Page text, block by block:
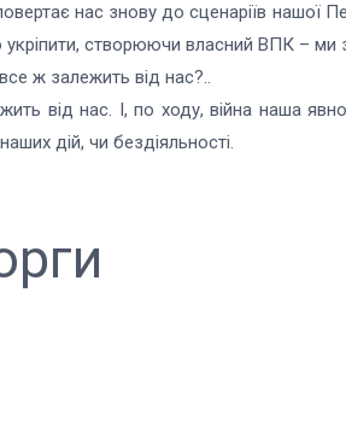
нас знову до сценаріїв нашої
укріпити, створюючи власний ВПК – ми
ж залежить від нас?..
від нас. І, по ходу, війна наша
дій, чи бездіяльності.